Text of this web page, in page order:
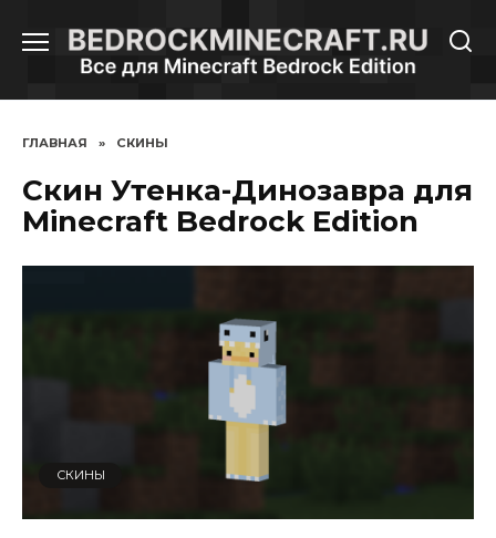
содержанию
ГЛАВНАЯ » СКИНЫ
Скин Утенка-Динозавра для
Minecraft Bedrock Edition
СКИНЫ